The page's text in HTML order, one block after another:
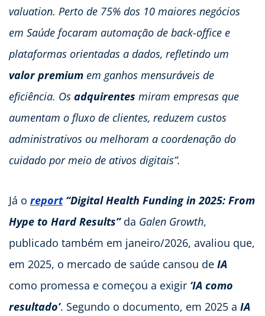
valuation. Perto de 75% dos 10 maiores negócios
em Saúde focaram automação de back-office e
plataformas orientadas a dados, refletindo um
valor premium em ganhos mensuráveis de
eficiência. Os adquirentes miram empresas que
aumentam o fluxo de clientes, reduzem custos
administrativos ou melhoram a coordenação do
cuidado por meio de ativos digitais”.
Já o report “Digital Health Funding in 2025: From
Hype to Hard Results”da Galen Growth,
publicado também em janeiro/2026, avaliou que,
em 2025, o mercado de saúde cansou de IA
como promessa e começou a exigir ‘IA como
resultado’. Segundo o documento, em 2025 a IA